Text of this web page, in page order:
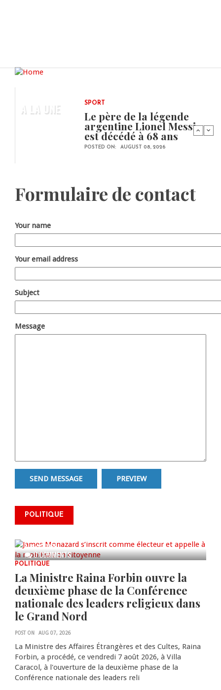
A LA UNE SPORT
Le père de la légende
argentine Lionel Messi
est décédé à 68 ans
POSTED ON: AUGUST 08, 2026
Formulaire de contact
Your name
Your email address
Subject
Message
POLITIQUE
0 COMMENTS
James Monazard s’inscrit comme
électeur et appelle à la
AUG 07, 2026
POLITIQUE
La Ministre Raina Forbin ouvre la
deuxième phase de la Conférence
nationale des leaders religieux dans
le Grand Nord
POST ON AUG 07, 2026
La Ministre des Affaires Étrangères et des Cultes, Raina
Forbin, a procédé, ce vendredi 7 août 2026, à Villa
Caracol, à l'ouverture de la deuxième phase de la
Conférence nationale des leaders reli